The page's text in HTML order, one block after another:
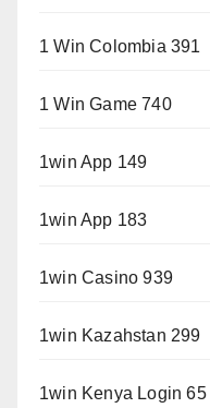
1 Win Colombia 391
1 Win Game 740
1win App 149
1win App 183
1win Casino 939
1win Kazahstan 299
1win Kenya Login 65